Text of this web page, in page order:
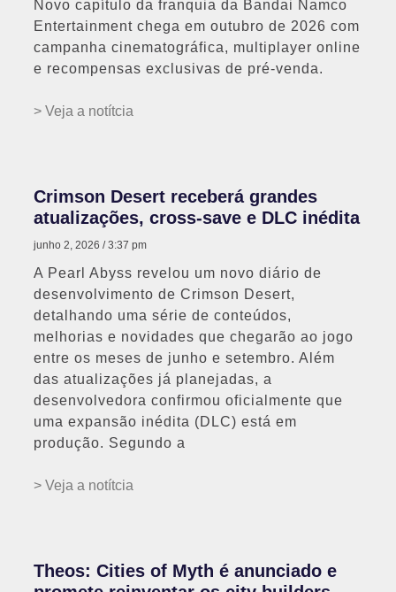
Novo capítulo da franquia da Bandai Namco
Entertainment chega em outubro de 2026 com
campanha cinematográfica, multiplayer online
e recompensas exclusivas de pré-venda.
> Veja a notítcia
Crimson Desert receberá grandes
atualizações, cross-save e DLC inédita
junho 2, 2026 3:37 pm
A Pearl Abyss revelou um novo diário de
desenvolvimento de Crimson Desert,
detalhando uma série de conteúdos,
melhorias e novidades que chegarão ao jogo
entre os meses de junho e setembro. Além
das atualizações já planejadas, a
desenvolvedora confirmou oficialmente que
uma expansão inédita (DLC) está em
produção. Segundo a
> Veja a notítcia
Theos: Cities of Myth é anunciado e